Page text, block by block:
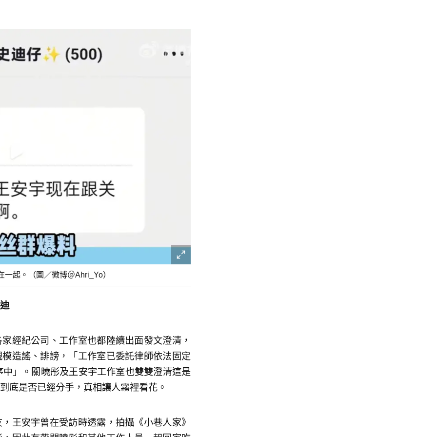
起。（圖／微博＠Ahri_Yo）
經紀公司、工作室也都陸續出面發文澄清，
造謠、誹謗，「工作室已委託律師依法固定
」。關曉彤及王安宇工作室也雙雙澄清這是
底是否已經分手，真相讓人霧裡看花。
王安宇曾在受訪時透露，拍攝《小巷人家》